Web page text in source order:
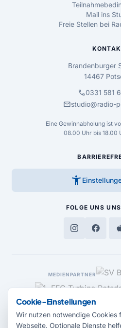
Mail ins
Freie Stellen bei
Brandenburger
14467
call0331 581
mailstudio@radio-
Eine Gewinnabholung ist
08.00 Uhr bis 18.00
accessibility_new
FOLGE UNS
MEDIENPARTNER
Cookie-Einstellungen
Wir nutzen notwendige Cookies
Webseite. Optionale Dienste